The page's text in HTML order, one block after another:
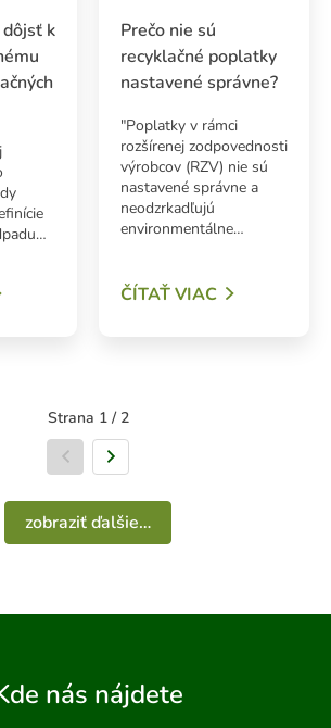
k
Prečo nie sú
recyklačné poplatky
nastavené správne?
"Poplatky v rámci
rozšírenej zodpovednosti
výrobcov (RZV) nie sú
nastavené správne a
neodzrkadľujú
environmentálne…
ČÍTAŤ VIAC
Strana 1 / 2
zobraziť ďalšie…
nás nájdete